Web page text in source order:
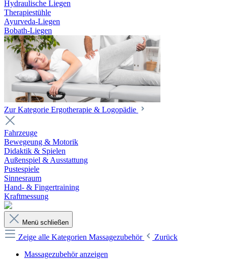
Hydraulische Liegen
Therapiestühle
Ayurveda-Liegen
Bobath-Liegen
Zur Kategorie Ergotherapie & Logopädie
Fahrzeuge
Bewegeung & Motorik
Didaktik & Spielen
Außenspiel & Ausstattung
Pustespiele
Sinnesraum
Hand- & Fingertraining
Kraftmessung
Menü schließen
Zeige alle Kategorien Massagezubehör
Zurück
Massagezubehör anzeigen